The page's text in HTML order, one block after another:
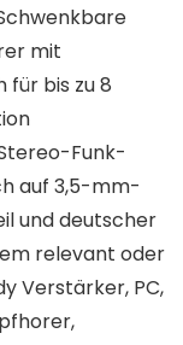
mit
für bis zu 8
Funk-
auf 3,5-mm-
und deutscher
relevant oder
Verstärker, PC,